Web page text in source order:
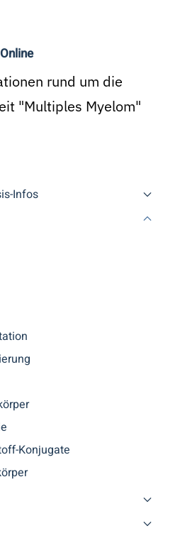
rund um die
"Multiples Myelom"
Infos
Konjugate